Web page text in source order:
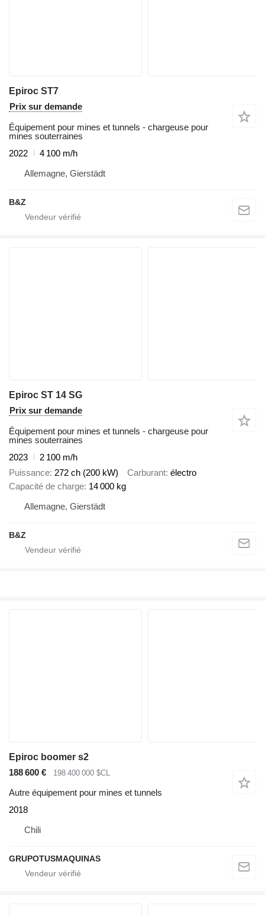
Epiroc ST7
Prix sur demande
Équipement pour mines et tunnels - chargeuse pour
mines souterraines
2022
4 100 m/h
Allemagne, Gierstädt
B&Z
Epiroc ST 14 SG
Prix sur demande
Équipement pour mines et tunnels - chargeuse pour
mines souterraines
2023
2 100 m/h
Puissance 272 ch (200 kW) Carburant électro
Capacité de charge 14 000 kg
Allemagne, Gierstädt
B&Z
Epiroc boomer s2
188 600 €
198 400 000 $CL
Autre équipement pour mines et tunnels
2018
Chili
GRUPOTUSMAQUINAS